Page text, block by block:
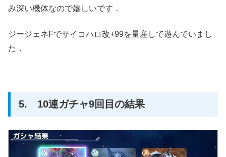
み深い機体なので嬉しいです．
ジージェネFでサイコハロ改+99を量産して遊んでいまし
た．
5. 10連ガチャ9回目の結果